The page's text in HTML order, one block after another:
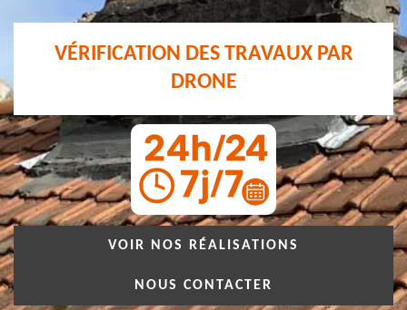
VÉRIFICATION DES TRAVAUX PAR
DRONE
VOIR NOS RÉALISATIONS
NOUS CONTACTER